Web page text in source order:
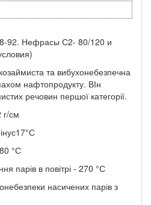
92. Нефрасы С2- 80/120 и
та вибухонебезпечна
нафтопродукту. ВІн
речовин першої категорії.
г/см
°С
парів в повітрі - 270 °С
насичених парів з